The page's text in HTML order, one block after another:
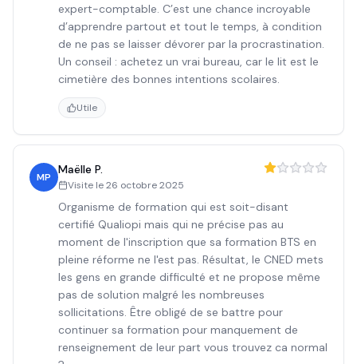
expert-comptable. C’est une chance incroyable
d’apprendre partout et tout le temps, à condition
de ne pas se laisser dévorer par la procrastination.
Un conseil : achetez un vrai bureau, car le lit est le
cimetière des bonnes intentions scolaires.
Utile
MP
Maëlle P.
Visite le26 octobre 2025
Organisme de formation qui est soit-disant
certifié Qualiopi mais qui ne précise pas au
moment de l'inscription que sa formation BTS en
pleine réforme ne l'est pas. Résultat, le CNED mets
les gens en grande difficulté et ne propose même
pas de solution malgré les nombreuses
sollicitations. Être obligé de se battre pour
continuer sa formation pour manquement de
renseignement de leur part vous trouvez ca normal